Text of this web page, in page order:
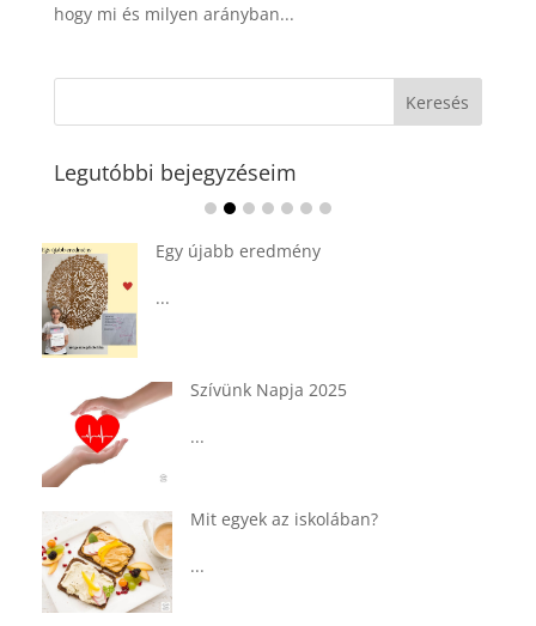
hogy mi és milyen arányban...
Legutóbbi bejegyzéseim
Ádvent 1. vasárnapja🌟
...
Tárkonyos csirkeragu leves